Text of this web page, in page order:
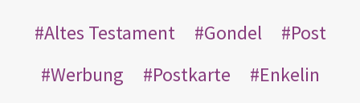
Altes Testament
Gondel
Post
Werbung
Postkarte Enkelin